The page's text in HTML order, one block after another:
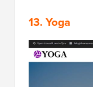
13. Yoga